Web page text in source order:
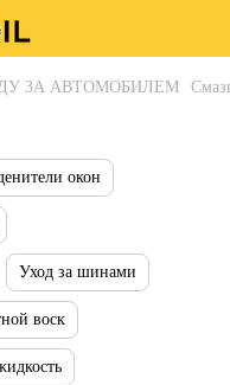
ЗА АВТОМОБИЛЕМ
окон
Уход за шинами
воск